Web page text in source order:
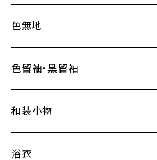
色無地
色留袖・黒留袖
和装小物
浴衣